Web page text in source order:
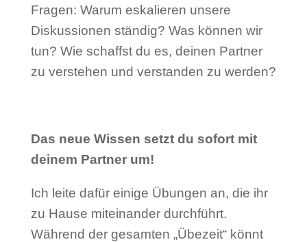
Fragen: Warum eskalieren unsere
Diskussionen ständig? Was können wir
tun? Wie schaffst du es, deinen Partner
zu verstehen und verstanden zu werden?
Das neue Wissen setzt du sofort mit
deinem Partner um!
Ich leite dafür einige Übungen an, die ihr
zu Hause miteinander durchführt.
Während der gesamten „Übezeit“ könnt